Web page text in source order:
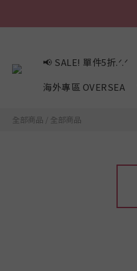
📢 SALE! 單件5折.ᐟ.ᐟ
海外專區 OVERSEA
全部商品 / 全部商品